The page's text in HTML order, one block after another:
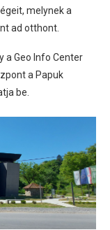
melynek a
ad otthont.
a Geo Info Center
a Papuk
be.